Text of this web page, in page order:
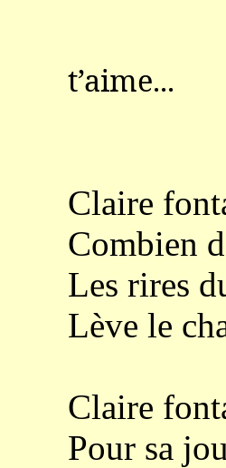
t’aime...
Claire
Combien
Les rires
Lève le
Claire
Pour sa